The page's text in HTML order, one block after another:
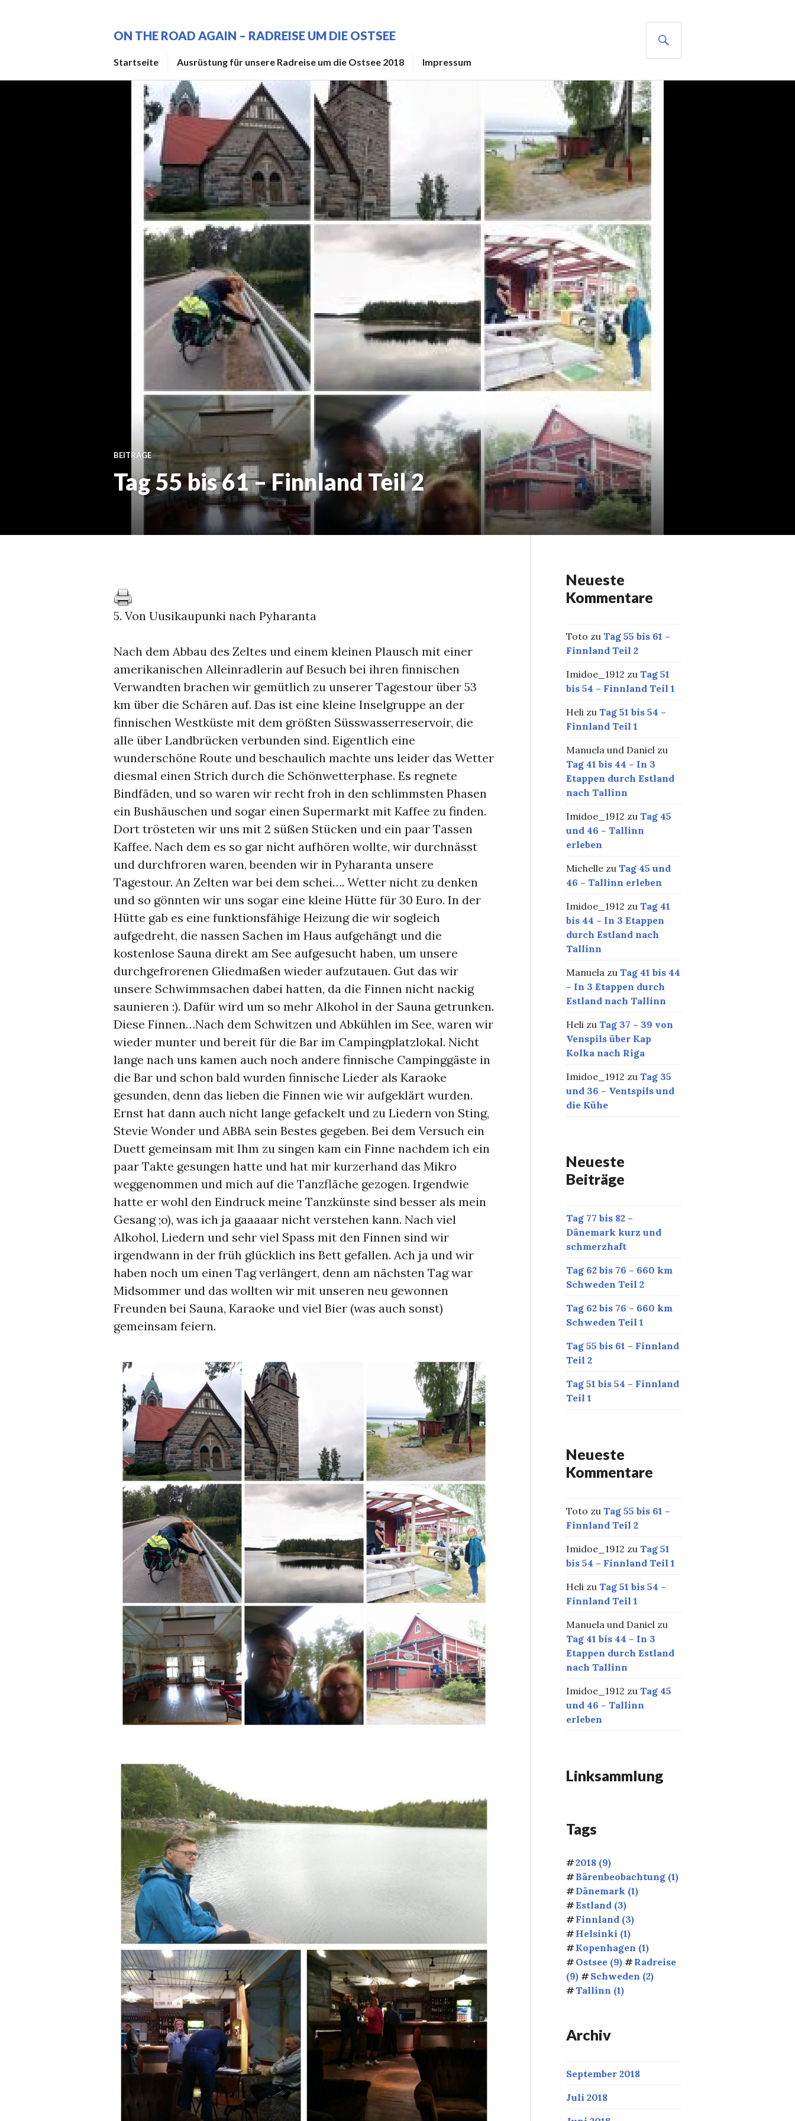
ON THE ROAD AGAIN – RADREISE UM DIE OSTSEE
Startseite Ausrüstung für unsere Radreise um die Ostsee 2018 Impressum
BEITRÄGE
Tag 55 bis 61 – Finnland Teil 2
5. Von Uusikaupunki nach Pyharanta
Nach dem Abbau des Zeltes und einem kleinen Plausch mit einer
amerikanischen Alleinradlerin auf Besuch bei ihren finnischen
Verwandten brachen wir gemütlich zu unserer Tagestour über 53
km über die Schären auf. Das ist eine kleine Inselgruppe an der
finnischen Westküste mit dem größten Süsswasserreservoir, die
alle über Landbrücken verbunden sind. Eigentlich eine
wunderschöne Route und beschaulich machte uns leider das Wetter
diesmal einen Strich durch die Schönwetterphase. Es regnete
Bindfäden, und so waren wir recht froh in den schlimmsten Phasen
ein Bushäuschen und sogar einen Supermarkt mit Kaffee zu finden.
Dort trösteten wir uns mit 2 süßen Stücken und ein paar Tassen
Kaffee. Nach dem es so gar nicht aufhören wollte, wir durchnässt
und durchfroren waren, beenden wir in Pyharanta unsere
Tagestour. An Zelten war bei dem schei…. Wetter nicht zu denken
und so gönnten wir uns sogar eine kleine Hütte für 30 Euro. In der
Hütte gab es eine funktionsfähige Heizung die wir sogleich
aufgedreht, die nassen Sachen im Haus aufgehängt und die
kostenlose Sauna direkt am See aufgesucht haben, um unsere
durchgefrorenen Gliedmaßen wieder aufzutauen. Gut das wir
unsere Schwimmsachen dabei hatten, da die Finnen nicht nackig
saunieren :). Dafür wird um so mehr Alkohol in der Sauna getrunken.
Diese Finnen…Nach dem Schwitzen und Abkühlen im See, waren wir
wieder munter und bereit für die Bar im Campingplatzlokal. Nicht
lange nach uns kamen auch noch andere finnische Campinggäste in
die Bar und schon bald wurden finnische Lieder als Karaoke
gesunden, denn das lieben die Finnen wie wir aufgeklärt wurden.
Ernst hat dann auch nicht lange gefackelt und zu Liedern von Sting,
Stevie Wonder und ABBA sein Bestes gegeben. Bei dem Versuch ein
Duett gemeinsam mit Ihm zu singen kam ein Finne nachdem ich ein
paar Takte gesungen hatte und hat mir kurzerhand das Mikro
weggenommen und mich auf die Tanzfläche gezogen. Irgendwie
hatte er wohl den Eindruck meine Tanzkünste sind besser als mein
Gesang ;o), was ich ja gaaaaar nicht verstehen kann. Nach viel
Alkohol, Liedern und sehr viel Spass mit den Finnen sind wir
irgendwann in der früh glücklich ins Bett gefallen. Ach ja und wir
haben noch um einen Tag verlängert, denn am nächsten Tag war
Midsommer und das wollten wir mit unseren neu gewonnen
Freunden bei Sauna, Karaoke und viel Bier (was auch sonst)
gemeinsam feiern.
Neueste
Kommentare
Toto zu Tag 55 bis 61 –
Finnland Teil 2
Imidoe_1912 zu Tag 51
bis 54 – Finnland Teil 1
Heli zu Tag 51 bis 54 –
Finnland Teil 1
Manuela und Daniel zu
Tag 41 bis 44 – In 3
Etappen durch Estland
nach Tallinn
Imidoe_1912 zu Tag 45
und 46 – Tallinn
erleben
Michelle zu Tag 45 und
46 – Tallinn erleben
Imidoe_1912 zu Tag 41
bis 44 – In 3 Etappen
durch Estland nach
Tallinn
Manuela zu Tag 41 bis 44
– In 3 Etappen durch
Estland nach Tallinn
Heli zu Tag 37 – 39 von
Venspils über Kap
Kolka nach Riga
Imidoe_1912 zu Tag 35
und 36 – Ventspils und
die Kühe
Neueste
Beiträge
Tag 77 bis 82 –
Dänemark kurz und
schmerzhaft
Tag 62 bis 76 – 660 km
Schweden Teil 2
Tag 62 bis 76 – 660 km
Schweden Teil 1
Tag 55 bis 61 – Finnland
Teil 2
Tag 51 bis 54 – Finnland
Teil 1
Neueste
Kommentare
Toto zu Tag 55 bis 61 –
Finnland Teil 2
Imidoe_1912 zu Tag 51
bis 54 – Finnland Teil 1
Heli zu Tag 51 bis 54 –
Finnland Teil 1
Manuela und Daniel zu
Tag 41 bis 44 – In 3
Etappen durch Estland
nach Tallinn
Imidoe_1912 zu Tag 45
und 46 – Tallinn
erleben
Linksammlung
Tags
2018 (9)
Bärenbeobachtung (1)
Dänemark (1)
Estland (3)
Finnland (3)
Helsinki (1)
Kopenhagen (1)
Ostsee (9)
Radreise
(9)
Schweden (2)
Tallinn (1)
Archiv
September 2018
Juli 2018